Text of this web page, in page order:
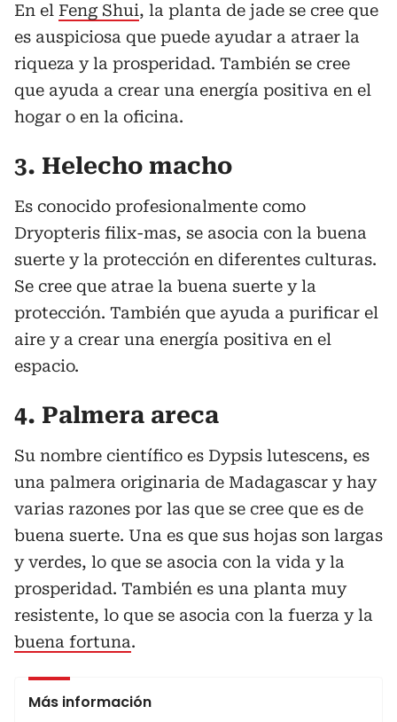
En el Feng Shui, la planta de jade se cree que
es auspiciosa que puede ayudar a atraer la
riqueza y la prosperidad. También se cree
que ayuda a crear una energía positiva en el
hogar o en la oficina.
3. Helecho macho
Es conocido profesionalmente como
Dryopteris filix-mas, se asocia con la buena
suerte y la protección en diferentes culturas.
Se cree que atrae la buena suerte y la
protección. También que ayuda a purificar el
aire y a crear una energía positiva en el
espacio.
4. Palmera areca
Su nombre científico es Dypsis lutescens, es
una palmera originaria de Madagascar y hay
varias razones por las que se cree que es de
buena suerte. Una es que sus hojas son largas
y verdes, lo que se asocia con la vida y la
prosperidad. También es una planta muy
resistente, lo que se asocia con la fuerza y la
buena fortuna.
Más información